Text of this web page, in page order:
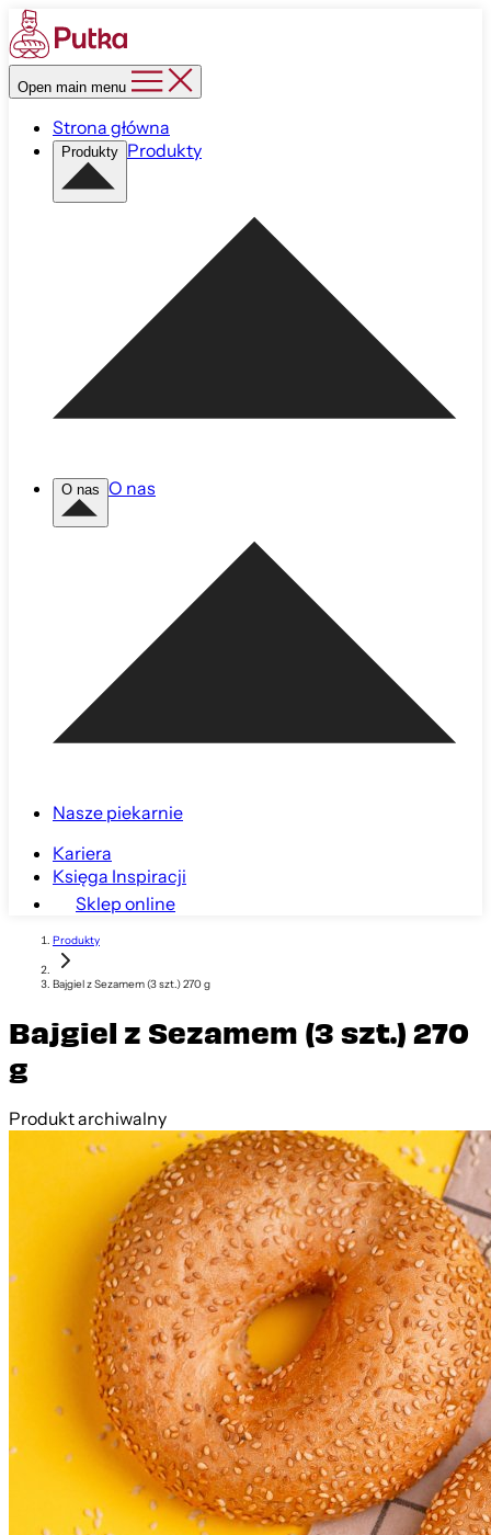
Open main menu
Strona główna
Produkty Produkty
O nas O nas
Nasze piekarnie
Kariera
Księga Inspiracji
Sklep online
Produkty
Bajgiel z Sezamem (3 szt.) 270 g
Bajgiel z Sezamem (3 szt.) 270
g
Produkt archiwalny